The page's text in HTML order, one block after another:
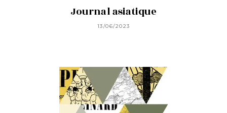
Journal asiatique
13/06/2023